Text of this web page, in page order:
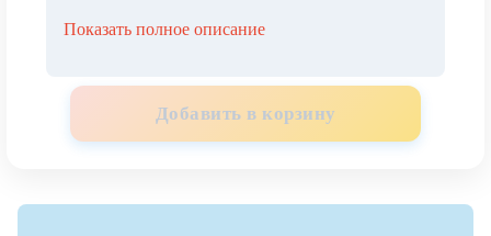
Показать полное описание
Добавить в корзину